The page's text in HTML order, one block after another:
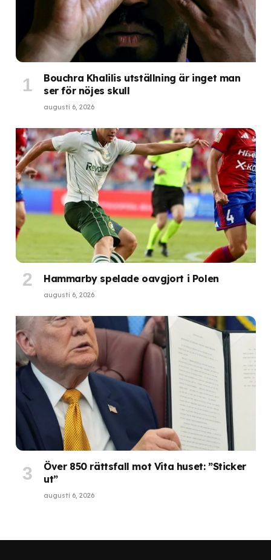
Bouchra Khalilis utställning är inget man
ser för nöjes skull
augusti 6, 2026
Hammarby spelade oavgjort i Polen
augusti 6, 2026
Över 850 rättsfall mot Vita huset: ”Sticker
ut”
augusti 6, 2026